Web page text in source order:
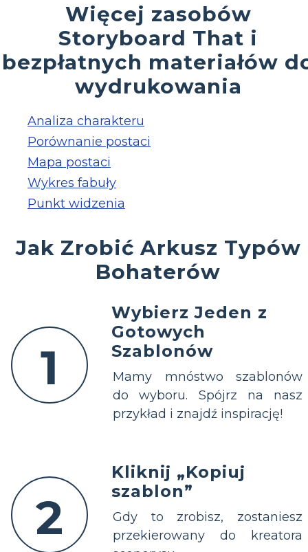
Więcej zasobów
Storyboard That i
bezpłatnych materiałów
wydrukowania
Analiza charakteru
Porównanie postaci
Mapa postaci
Wykres fabuły
Punkt widzenia
Jak Zrobić Arkusz Typów
Bohaterów
1
Wybierz Jeden z
Gotowych
Szablonów
Mamy mnóstwo szablonów
do wyboru. Spójrz na nasz
przykład i znajdź inspirację!
2
Kliknij „Kopiuj
szablon”
Gdy to zrobisz, zostaniesz
przekierowany do kreatora